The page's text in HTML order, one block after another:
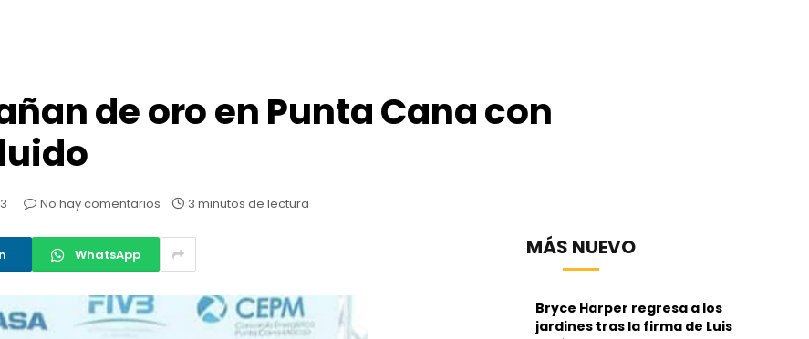
de oro en Punta Cana con
No hay comentarios 3 minutos de lectura
WhatsApp MÁS NUEVO
Bryce Harper regresa a los
jardines tras la firma de Luis